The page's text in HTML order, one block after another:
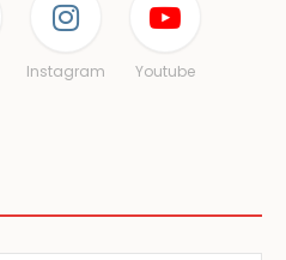
Instagram Youtube